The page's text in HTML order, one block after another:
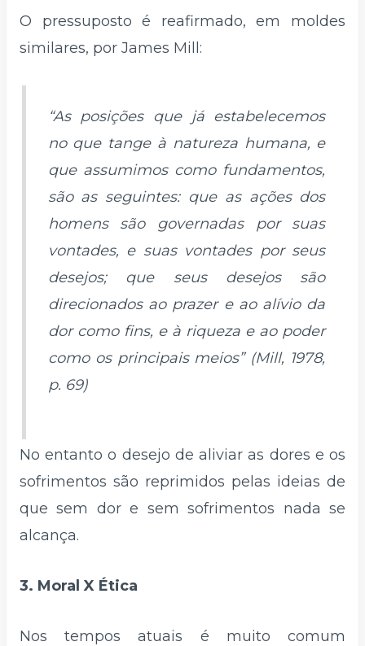
O pressuposto é reafirmado, em moldes
similares, por James Mill:
“As posições que já estabelecemos
no que tange à natureza humana, e
que assumimos como fundamentos,
são as seguintes: que as ações dos
homens são governadas por suas
vontades, e suas vontades por seus
desejos; que seus desejos são
direcionados ao prazer e ao alívio da
dor como fins, e à riqueza e ao poder
como os principais meios” (Mill, 1978,
p. 69)
No entanto o desejo de aliviar as dores e os
sofrimentos são reprimidos pelas ideias de
que sem dor e sem sofrimentos nada se
alcança.
3. Moral X Ética
Nos tempos atuais é muito comum